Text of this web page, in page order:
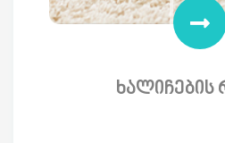
ხალიჩების